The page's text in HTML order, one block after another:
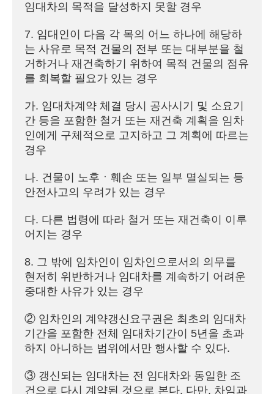
임대차의 목적을 달성하지 못할 경우
7. 임대인이 다음 각 목의 어느 하나에 해당하
는 사유로 목적 건물의 전부 또는 대부분을 철
거하거나 재건축하기 위하여 목적 건물의 점유
를 회복할 필요가 있는 경우
가. 임대차계약 체결 당시 공사시기 및 소요기
간 등을 포함한 철거 또는 재건축 계획을 임차
인에게 구체적으로 고지하고 그 계획에 따르는
경우
나. 건물이 노후ㆍ훼손 또는 일부 멸실되는 등
안전사고의 우려가 있는 경우
다. 다른 법령에 따라 철거 또는 재건축이 이루
어지는 경우
8. 그 밖에 임차인이 임차인으로서의 의무를
현저히 위반하거나 임대차를 계속하기 어려운
중대한 사유가 있는 경우
② 임차인의 계약갱신요구권은 최초의 임대차
기간을 포함한 전체 임대차기간이 5년을 초과
하지 아니하는 범위에서만 행사할 수 있다.
③ 갱신되는 임대차는 전 임대차와 동일한 조
건으로 다시 계약된 것으로 본다. 다만, 차임과